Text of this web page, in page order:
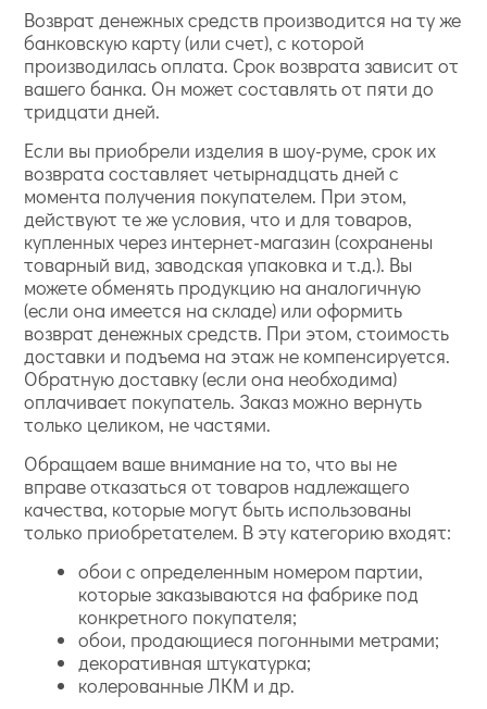
Возврат денежных средств производится на ту же
банковскую карту (или счет), с которой
производилась оплата. Срок возврата зависит от
вашего банка. Он может составлять от пяти до
тридцати дней.
Если вы приобрели изделия в шоу-руме, срок их
возврата составляет четырнадцать дней с
момента получения покупателем. При этом,
действуют те же условия, что и для товаров,
купленных через интернет-магазин (сохранены
товарный вид, заводская упаковка и т.д.). Вы
можете обменять продукцию на аналогичную
(если она имеется на складе) или оформить
возврат денежных средств. При этом, стоимость
доставки и подъема на этаж не компенсируется.
Обратную доставку (если она необходима)
оплачивает покупатель. Заказ можно вернуть
только целиком, не частями.
Обращаем ваше внимание на то, что вы не
вправе отказаться от товаров надлежащего
качества, которые могут быть использованы
только приобретателем. В эту категорию входят:
обои с определенным номером партии,
которые заказываются на фабрике под
конкретного покупателя;
обои, продающиеся погонными метрами;
декоративная штукатурка;
колерованные ЛКМ и др.